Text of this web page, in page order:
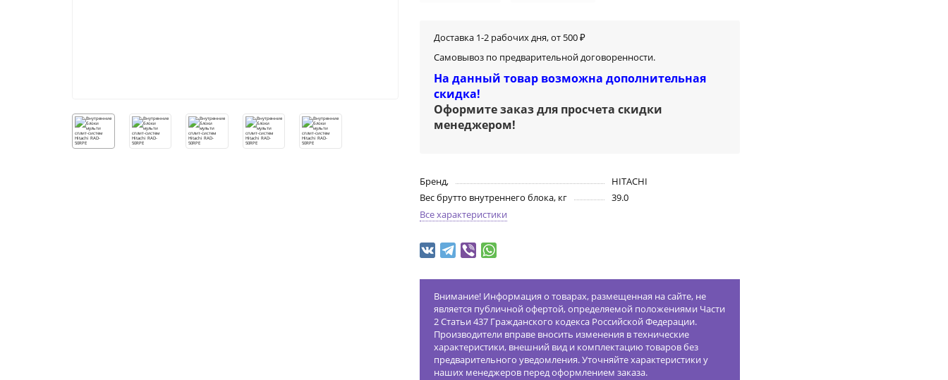
Доставка 1-2 рабочих дня, от 500 ₽
Самовывоз по предварительной договоренности.
На данный товар возможна дополнительная
скидка!
Оформите заказ для просчета скидки
менеджером!
Бренд,
HITACHI
Вес брутто внутреннего блока, кг
39.0
Все характеристики
Внимание! Информация о товарах, размещенная на сайте, не
является публичной офертой, определяемой положениями Части
2 Статьи 437 Гражданского кодекса Российской Федерации.
Производители вправе вносить изменения в технические
характеристики, внешний вид и комплектацию товаров без
предварительного уведомления. Уточняйте характеристики у
наших менеджеров перед оформлением заказа.